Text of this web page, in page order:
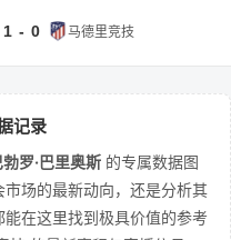
1 - 0 马德里竞技
记录
勃罗·巴里奥斯 的专属数据图
场的最新动向，还是分析其
在这里找到极具价值的参考